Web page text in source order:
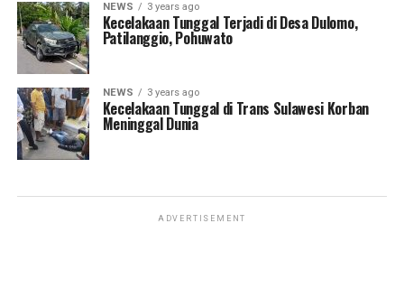
NEWS 3 years ago
Kecelakaan Tunggal Terjadi di Desa Dulomo,
Patilanggio, Pohuwato
NEWS 3 years ago
Kecelakaan Tunggal di Trans Sulawesi Korban
Meninggal Dunia
ADVERTISEMENT